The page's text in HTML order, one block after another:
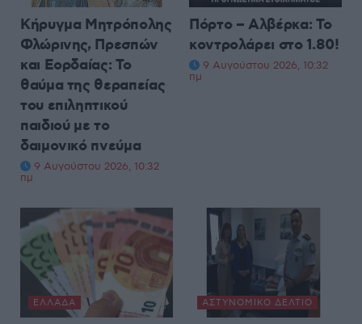
Κήρυγμα Μητρόπολης
Φλώρινης, Πρεσπών
και Εορδαίας: Το
θαύμα της θεραπείας
του επιληπτικού
παιδιού με το
δαιμονικό πνεύμα
9 Αυγούστου 2026, 10:32
πμ
Πόρτο – Αλβέρκα: Το
κοντρολάρει στο 1.80!
9 Αυγούστου 2026, 10:32
πμ
ΕΛΛΆΔΑ ΑΣΤΥΝΟΜΙΚΌ ΔΕΛΤΊΟ